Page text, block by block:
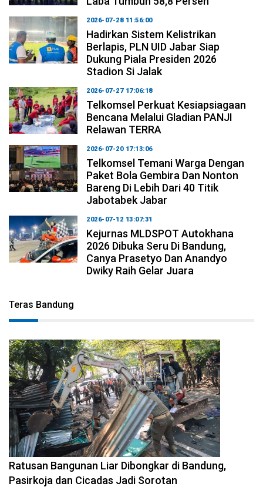
2026-07-28 11:56:00
Hadirkan Sistem Kelistrikan
Berlapis, PLN UID Jabar Siap
Dukung Piala Presiden 2026
Stadion Si Jalak
2026-07-27 17:06:18
Telkomsel Perkuat Kesiapsiagaan
Bencana Melalui Gladian PANJI
Relawan TERRA
2026-07-20 17:13:06
Telkomsel Temani Warga Dengan
Paket Bola Gembira Dan Nonton
Bareng Di Lebih Dari 40 Titik
Jabotabek Jabar
2026-07-12 13:07:31
Kejurnas MLDSPOT Autokhana
2026 Dibuka Seru Di Bandung,
Canya Prasetyo Dan Anandyo
Dwiky Raih Gelar Juara
Teras Bandung
2026-08-06 17:34:08
Ratusan Bangunan Liar Dibongkar di Bandung,
Pasirkoja dan Cicadas Jadi Sorotan